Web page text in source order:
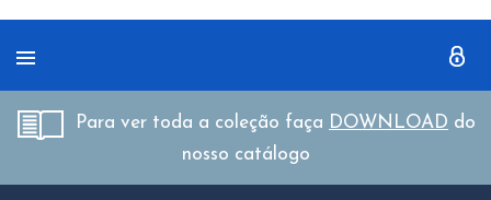
Para ver toda a coleção faça DOWNLOAD do
nosso catálogo